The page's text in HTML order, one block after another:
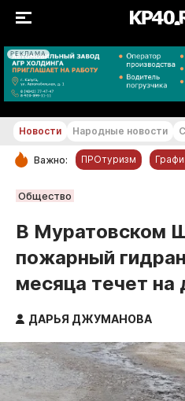
РЕКЛАМА
РУБРИКИ
Новости компаний
Статьи
Народные новости
Авто и транспорт
Благоустройство
Криминал
Культура
Новости Народные новости
Важно: ПРОтуризм
Общество
В Муратовском
пожарный
месяца течет на
ДАРЬЯ ДЖУМАНОВА